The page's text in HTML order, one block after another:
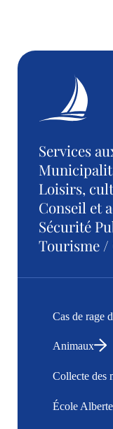
Services
Loisirs,
Conseil et
Sécurité
Tourisme /
Cas de rage
Animaux
Collecte des
École